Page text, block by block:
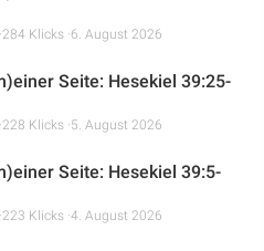
284 Klicks 6. August 2026
Seite: Hesekiel 39:25-
228 Klicks 5. August 2026
Seite: Hesekiel 39:5-
223 Klicks 4. August 2026